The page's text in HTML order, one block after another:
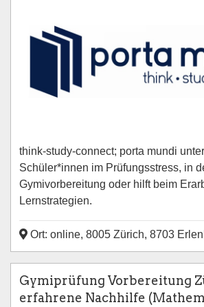
think-study-connect; porta mundi
Schüler*innen im Prüfungsstress, in
Gymivorbereitung oder hilft beim
Lernstrategien.
Ort: online, 8005 Zürich, 8703
Gymiprüfung Vorbereitung
erfahrene Nachhilfe